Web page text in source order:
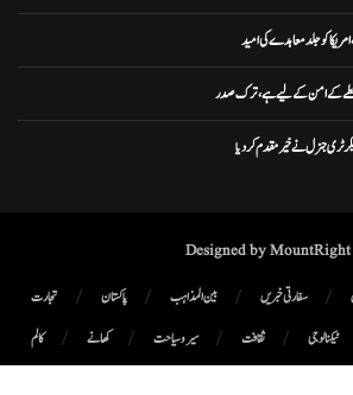
کو جلد معاہدے کی امید
خطے کے امن کے لیے ہے، ترک صدر
جنرل نے خیرمقدم کردیا
Designed by MountRight
سفارتی خبریں بین المذاہب پاکستان
تجارت
ٹیکنالوجی ثقافت سیر و سیاحت کھانے
کالم